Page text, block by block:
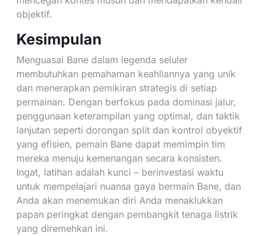
objektif.
Kesimpulan
Menguasai Bane dalam legenda seluler
membutuhkan pemahaman keahliannya yang unik
dan menerapkan pemikiran strategis di setiap
permainan. Dengan berfokus pada dominasi jalur,
penggunaan keterampilan yang optimal, dan taktik
lanjutan seperti dorongan split dan kontrol obyektif
yang efisien, pemain Bane dapat memimpin tim
mereka menuju kemenangan secara konsisten.
Ingat, latihan adalah kunci – berinvestasi waktu
untuk mempelajari nuansa gaya bermain Bane, dan
Anda akan menemukan diri Anda menaklukkan
papan peringkat dengan pembangkit tenaga listrik
yang diremehkan ini.